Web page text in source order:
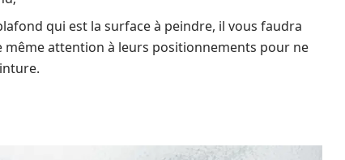
qui est la surface à peindre, il vous faudra
attention à leurs positionnements pour ne